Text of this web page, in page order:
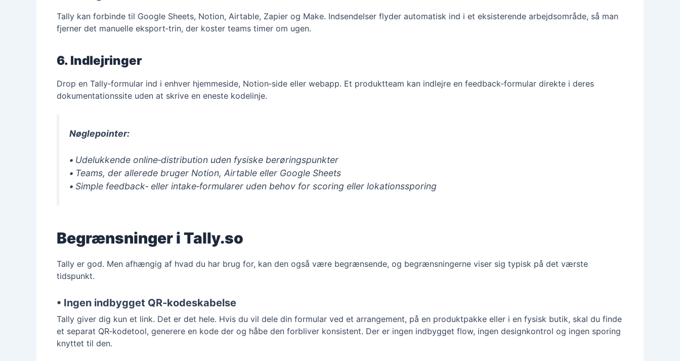
Tally kan forbinde til Google Sheets, Notion, Airtable, Zapier og Make. Indsendelser flyder automatisk ind i et eksisterende arbejdsområde, så man
fjerner det manuelle eksport‑trin, der koster teams timer om ugen.
6. Indlejringer
Drop en Tally‑formular ind i enhver hjemmeside, Notion‑side eller webapp. Et produktteam kan indlejre en feedback‑formular direkte i deres
dokumentationssite uden at skrive en eneste kodelinje.
Nøglepointer:
• Udelukkende online‑distribution uden fysiske berøringspunkter
• Teams, der allerede bruger Notion, Airtable eller Google Sheets
• Simple feedback‑ eller intake‑formularer uden behov for scoring eller lokationssporing
Begrænsninger i Tally.so
Tally er god. Men afhængig af hvad du har brug for, kan den også være begrænsende, og begrænsningerne viser sig typisk på det værste
tidspunkt.
• Ingen indbygget QR‑kodeskabelse
Tally giver dig kun et link. Det er det hele. Hvis du vil dele din formular ved et arrangement, på en produktpakke eller i en fysisk butik, skal du finde
et separat QR‑kodetool, generere en kode der og håbe den forbliver konsistent. Der er ingen indbygget flow, ingen designkontrol og ingen sporing
knyttet til den.